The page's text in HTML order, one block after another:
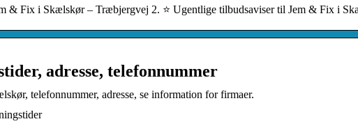
& Fix i Skælskør – Træbjergvej 2. ⭐ Ugentlige tilbudsaviser til Jem & Fix i
adresse, telefonnummer
telefonnummer, adresse, se information for firmaer.